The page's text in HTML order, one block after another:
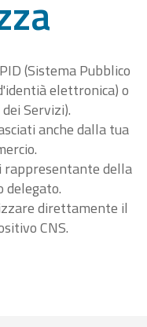
(Sistema Pubblico
elettronica) o
Servizi).
anche dalla tua
rappresentante della
delegato.
direttamente il
CNS.